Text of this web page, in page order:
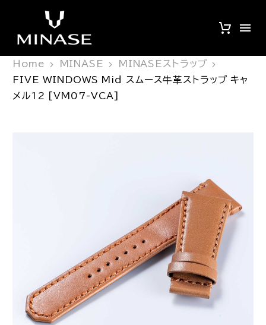
Home MINASE
MINASEストラップ
FIVE WINDOWS Mid スムース牛革ストラップ キャ
メル12 [VM07-VCA]